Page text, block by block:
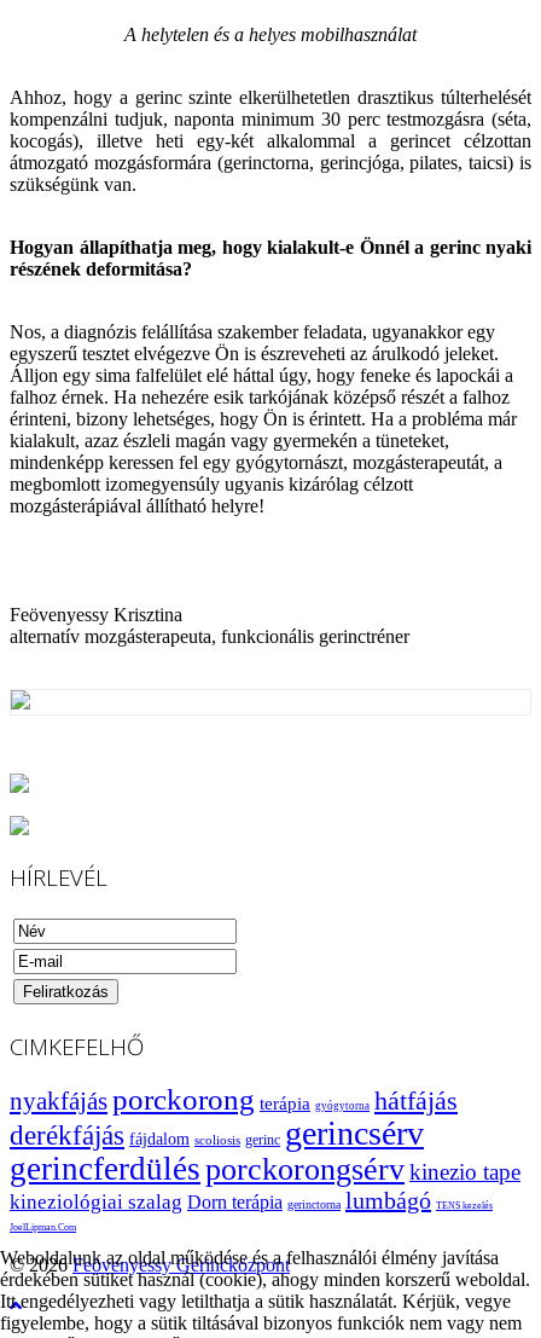
A helytelen és a helyes mobilhasználat
Ahhoz, hogy a gerinc szinte elkerülhetetlen drasztikus túlterhelését
kompenzálni tudjuk, naponta minimum 30 perc testmozgásra (séta,
kocogás), illetve heti egy-két alkalommal a gerincet célzottan
átmozgató mozgásformára (gerinctorna, gerincjóga, pilates, taicsi) is
szükségünk van.
Hogyan állapíthatja meg, hogy kialakult-e Önnél a gerinc nyaki
részének deformitása?
Nos, a diagnózis felállítása szakember feladata, ugyanakkor egy
egyszerű tesztet elvégezve Ön is észreveheti az árulkodó jeleket.
Álljon egy sima falfelület elé háttal úgy, hogy feneke és lapockái a
falhoz érnek. Ha nehezére esik tarkójának középső részét a falhoz
érinteni, bizony lehetséges, hogy Ön is érintett. Ha a probléma már
kialakult, azaz észleli magán vagy gyermekén a tüneteket,
mindenképp keressen fel egy gyógytornászt, mozgásterapeutát, a
megbomlott izomegyensúly ugyanis kizárólag célzott
mozgásterápiával állítható helyre!
Feövenyessy Krisztina
alternatív mozgásterapeuta, funkcionális gerinctréner
HÍRLEVÉL
CIMKEFELHŐ
nyakfájásporckorong terápia gyógytorna hátfájás
derékfájás fájdalom scoliosis gerinc gerincsérv
gerincferdülésporckorongsérvkinezio tape
kineziológiai szalag Dorn terápia gerinctorna lumbágó TENS kezelés
JoelLipman.Com
© 2026Feövenyessy Gerincközpont
Weboldalunk az oldal működése és a felhasználói élmény javítása
érdekében sütiket használ (cookie), ahogy minden korszerű weboldal.
Itt engedélyezheti vagy letilthatja a sütik használatát. Kérjük, vegye
figyelembe, hogy a sütik tiltásával bizonyos funkciók nem vagy nem